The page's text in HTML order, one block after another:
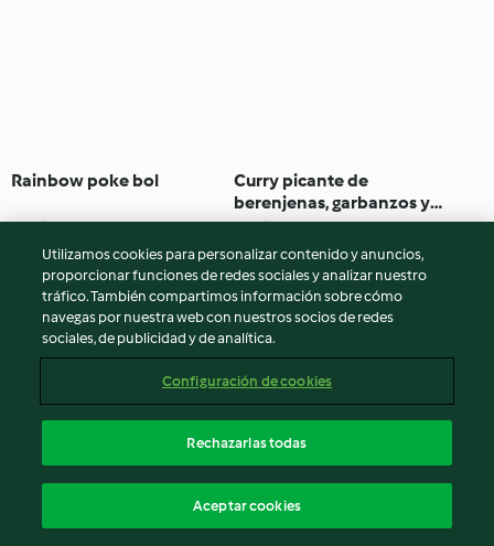
Rainbow poke bol
Curry picante de
berenjenas, garbanzos y
pollo
Croquetas de berenjena,
queso rulo y nueces
Biryani de cordero - India
Utilizamos cookies para personalizar contenido y anuncios,
proporcionar funciones de redes sociales y analizar nuestro
tráfico. También compartimos información sobre cómo
navegas por nuestra web con nuestros socios de redes
sociales, de publicidad y de analítica.
Configuración de cookies
Rechazarlas todas
Aceptar cookies